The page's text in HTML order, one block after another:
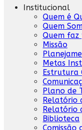
Institucional
Quem é
Quem
Quem faz
Missão
Metas
Estrutura
Plano de
Relatório
Relatório
Biblioteca
Comissão